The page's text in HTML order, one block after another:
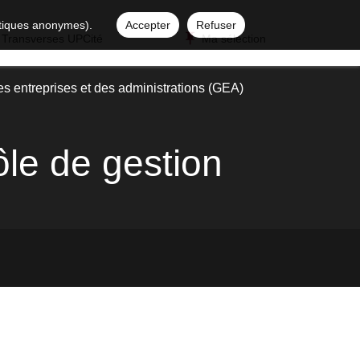
anonymes). Accepter
Refuser
Ma sélection
entreprises et des administrations (GEA)
de gestion